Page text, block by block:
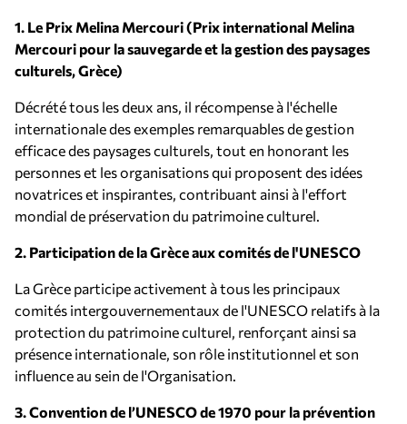
1. Le Prix Melina Mercouri (Prix international Melina
Mercouri pour la sauvegarde et la gestion des paysages
culturels, Grèce)
Décrété tous les deux ans, il récompense à l'échelle
internationale des exemples remarquables de gestion
efficace des paysages culturels, tout en honorant les
personnes et les organisations qui proposent des idées
novatrices et inspirantes, contribuant ainsi à l'effort
mondial de préservation du patrimoine culturel.
2. Participation de la Grèce aux comités de l'UNESCO
La Grèce participe activement à tous les principaux
comités intergouvernementaux de l'UNESCO relatifs à la
protection du patrimoine culturel, renforçant ainsi sa
présence internationale, son rôle institutionnel et son
influence au sein de l'Organisation.
3. Convention de l’UNESCO de 1970 pour la prévention